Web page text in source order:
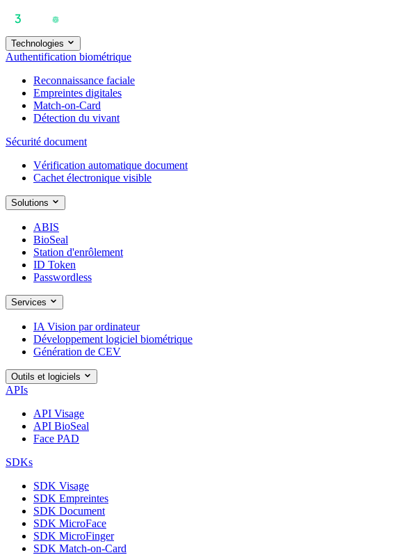
Technologies
Authentification biométrique
Reconnaissance faciale
Empreintes digitales
Match-on-Card
Détection du vivant
Sécurité document
Vérification automatique document
Cachet électronique visible
Solutions
ABIS
BioSeal
Station d'enrôlement
ID Token
Passwordless
Services
IA Vision par ordinateur
Développement logiciel biométrique
Génération de CEV
Outils et logiciels
APIs
API Visage
API BioSeal
Face PAD
SDKs
SDK Visage
SDK Empreintes
SDK Document
SDK MicroFace
SDK MicroFinger
SDK Match-on-Card